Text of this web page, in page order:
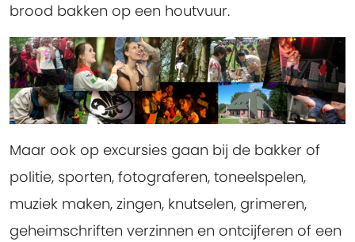
brood bakken op een houtvuur.
Maar ook op excursies gaan bij de bakker of
politie, sporten, fotograferen, toneelspelen,
muziek maken, zingen, knutselen, grimeren,
geheimschriften verzinnen en ontcijferen of een